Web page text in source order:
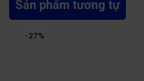
Sản phẩm tương tự
- 27%